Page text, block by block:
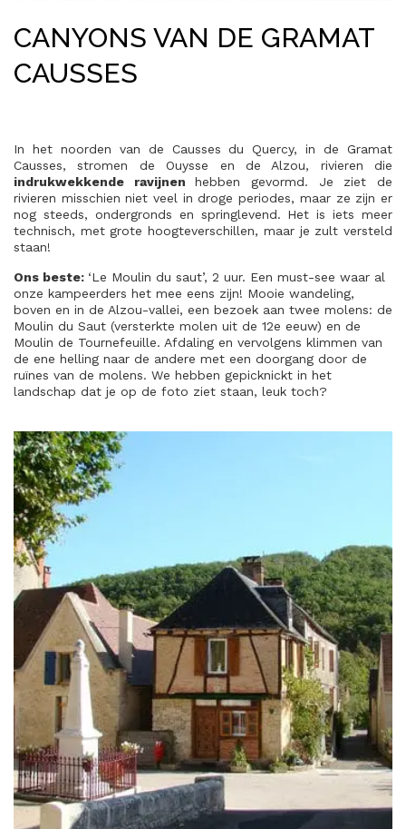
CANYONS VAN DE GRAMAT
CAUSSES
In het noorden van de Causses du Quercy, in de Gramat
Causses, stromen de Ouysse en de Alzou, rivieren die
indrukwekkende ravijnenhebben gevormd. Je ziet de
rivieren misschien niet veel in droge periodes, maar ze zijn er
nog steeds, ondergronds en springlevend. Het is iets meer
technisch, met grote hoogteverschillen, maar je zult versteld
staan!
Ons beste: ‘Le Moulin du saut’, 2 uur. Een must-see waar al
onze kampeerders het mee eens zijn! Mooie wandeling,
boven en in de Alzou-vallei, een bezoek aan twee molens: de
Moulin du Saut (versterkte molen uit de 12e eeuw) en de
Moulin de Tournefeuille. Afdaling en vervolgens klimmen van
de ene helling naar de andere met een doorgang door de
ruïnes van de molens. We hebben gepicknickt in het
landschap dat je op de foto ziet staan, leuk toch?